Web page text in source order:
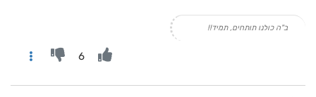
ב"ה כולנו תותחים, תמיד!!
6